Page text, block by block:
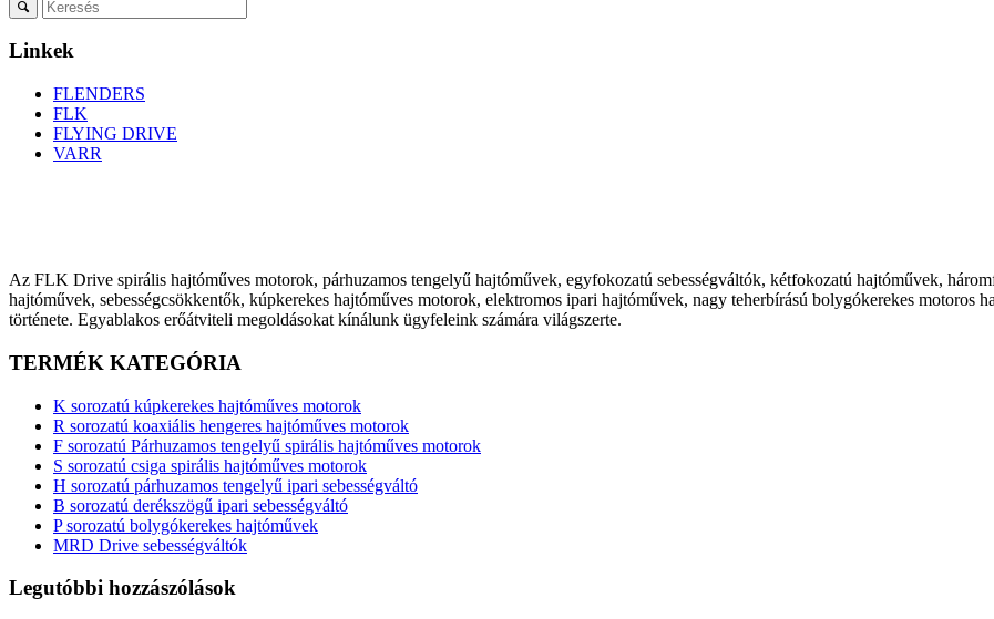
Linkek
FLENDERS
FLK
FLYING DRIVE
VARR
Az FLK Drive spirális hajtóműves motorok, párhuzamos tengelyű hajtóművek, egyfokozatú sebességváltók, kétfokozatú hajtóművek,
hajtóművek, sebességcsökkentők, kúpkerekes hajtóműves motorok, elektromos ipari hajtóművek, nagy teherbírású bolygókerekes
története. Egyablakos erőátviteli megoldásokat kínálunk ügyfeleink számára világszerte.
TERMÉK KATEGÓRIA
K sorozatú kúpkerekes hajtóműves motorok
R sorozatú koaxiális hengeres hajtóműves motorok
F sorozatú Párhuzamos tengelyű spirális hajtóműves motorok
S sorozatú csiga spirális hajtóműves motorok
H sorozatú párhuzamos tengelyű ipari sebességváltó
B sorozatú derékszögű ipari sebességváltó
P sorozatú bolygókerekes hajtóművek
MRD Drive sebességváltók
Legutóbbi hozzászólások